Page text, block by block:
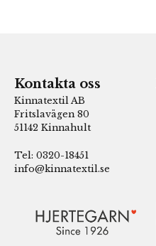
Kontakta oss
Kinnatextil AB
Fritslavägen 80
51142 Kinnahult
Tel: 0320-18451
info@kinnatextil.se